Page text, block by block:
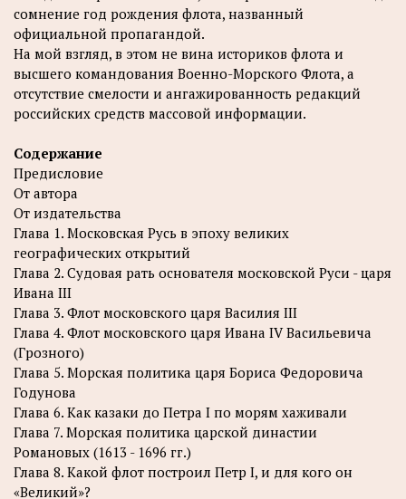
сомнение год рождения флота, названный
официальной пропагандой.
На мой взгляд, в этом не вина историков флота и
высшего командования Военно-Морского Флота, а
отсутствие смелости и ангажированность редакций
российских средств массовой информации.
Содержание
Предисловие
От автора
От издательства
Глава 1. Московская Русь в эпоху великих
географических открытий
Глава 2. Судовая рать основателя московской Руси - царя
Ивана III
Глава 3. Флот московского царя Василия III
Глава 4. Флот московского царя Ивана IV Васильевича
(Грозного)
Глава 5. Морская политика царя Бориса Федоровича
Годунова
Глава 6. Как казаки до Петра I по морям хаживали
Глава 7. Морская политика царской династии
Романовых (1613 - 1696 гг.)
Глава 8. Какой флот построил Петр I, и для кого он
«Великий»?